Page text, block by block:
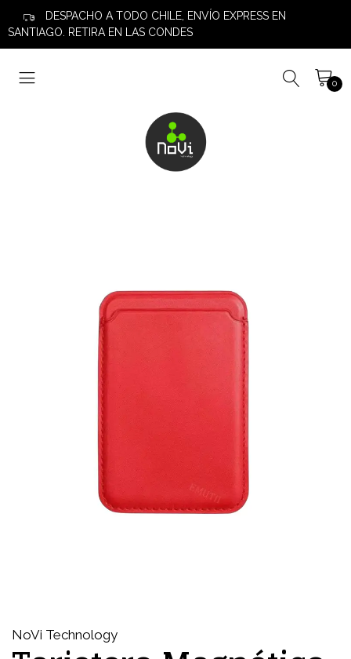
DESPACHO A TODO CHILE, ENVÍO EXPRESS EN
SANTIAGO. RETIRA EN LAS CONDES
0
NoVi Technology